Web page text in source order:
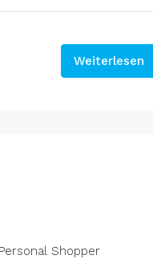
Weiterlesen
Shopper